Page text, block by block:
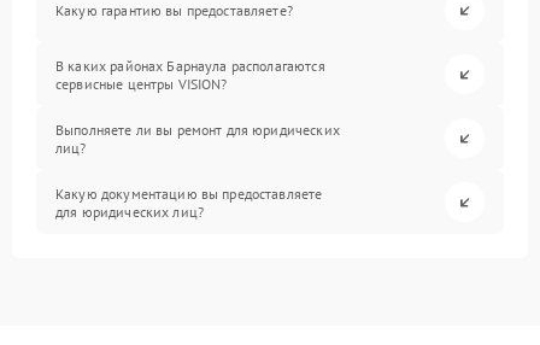
Какую гарантию вы предоставляете?
В каких районах Барнаула располагаются
сервисные центры VISION?
Выполняете ли вы ремонт для юридических
лиц?
Какую документацию вы предоставляете
для юридических лиц?